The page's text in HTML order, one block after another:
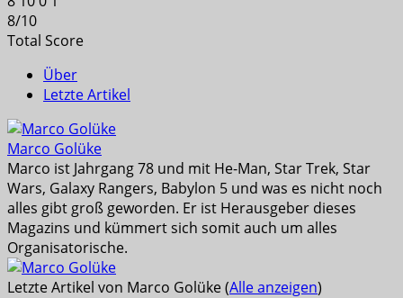
8/10
Total Score
Über
Letzte Artikel
Marco Golüke
Marco ist Jahrgang 78 und mit He-Man, Star Trek, Star
Wars, Galaxy Rangers, Babylon 5 und was es nicht noch
alles gibt groß geworden. Er ist Herausgeber dieses
Magazins und kümmert sich somit auch um alles
Organisatorische.
Letzte Artikel von Marco Golüke(Alle anzeigen)